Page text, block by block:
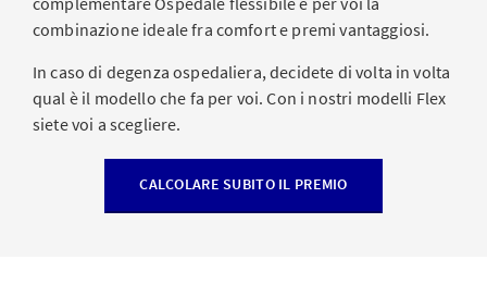
combinazione ideale fra comfort e premi vantaggiosi.
In caso di degenza ospedaliera, decidete di volta in volta
qual è il modello che fa per voi. Con i nostri modelli Flex
siete voi a scegliere.
CALCOLARE SUBITO IL PREMIO